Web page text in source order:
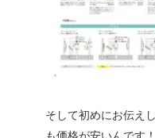
そして初めにお伝え